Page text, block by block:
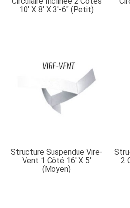
10′ X 8′ X 3′-6″ (petit)
Structure Suspendue Vire-
Vent 1 Côté 16′ X 5′
(moyen)
2